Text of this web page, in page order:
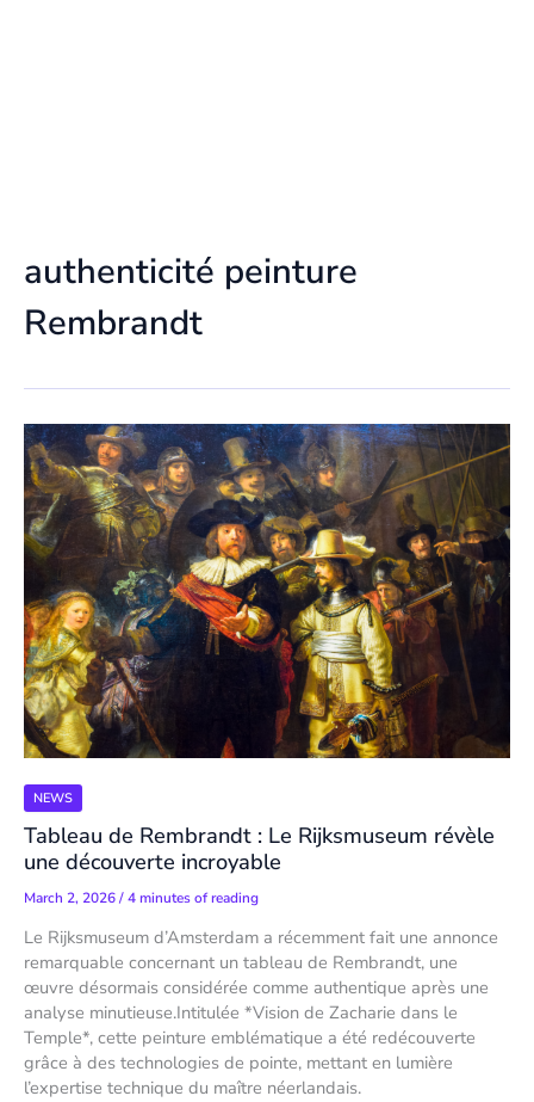
authenticité peinture
Rembrandt
NEWS
Tableau de Rembrandt : Le Rijksmuseum révèle
une découverte incroyable
March 2, 2026/4 minutes of reading
Le Rijksmuseum d’Amsterdam a récemment fait une annonce
remarquable concernant un tableau de Rembrandt, une
œuvre désormais considérée comme authentique après une
analyse minutieuse.Intitulée *Vision de Zacharie dans le
Temple*, cette peinture emblématique a été redécouverte
grâce à des technologies de pointe, mettant en lumière
l’expertise technique du maître néerlandais.